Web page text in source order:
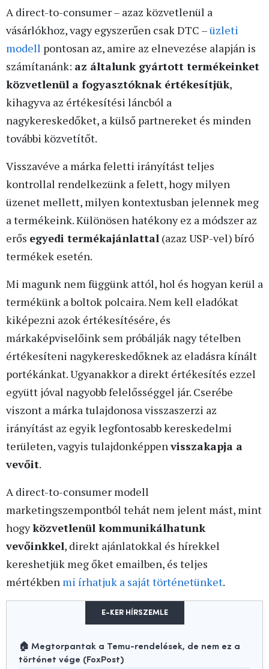
A direct-to-consumer – azaz közvetlenül a
vásárlókhoz, vagy egyszerűen csak DTC –üzleti
modell pontosan az, amire az elnevezése alapján is
számítanánk: az általunk gyártott termékeinket
közvetlenül a fogyasztóknak értékesítjük,
kihagyva az értékesítési láncból a
nagykereskedőket, a külső partnereket és minden
további közvetítőt.
Visszavéve a márka feletti irányítást teljes
kontrollal rendelkezünk a felett, hogy milyen
üzenet mellett, milyen kontextusban jelennek meg
a termékeink. Különösen hatékony ez a módszer az
erős egyedi termékajánlattal (azaz USP-vel) bíró
termékek esetén.
Mi magunk nem függünk attól, hol és hogyan kerül a
termékünk a boltok polcaira. Nem kell eladókat
kiképezni azok értékesítésére, és
márkaképviselőink sem próbálják nagy tételben
értékesíteni nagykereskedőknek az eladásra kínált
portékánkat. Ugyanakkor a direkt értékesítés ezzel
együtt jóval nagyobb felelősséggel jár. Cserébe
viszont a márka tulajdonosa visszaszerzi az
irányítást az egyik legfontosabb kereskedelmi
területen, vagyis tulajdonképpenvisszakapja a
vevőit.
A direct-to-consumer modell
marketingszempontból tehát nem jelent mást, mint
hogyközvetlenül kommunikálhatunk
vevőinkkel, direkt ajánlatokkal és hírekkel
kereshetjük meg őket emailben, és teljes
mértékben mi írhatjuk a saját történetünket.
E-KER HÍRSZEMLE
🏠 Megtorpantak a Temu-rendelések, de nem ez a
történet vége (FoxPost)